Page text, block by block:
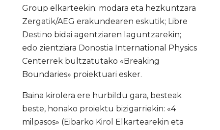
Group elkarteekin; modara eta hezkuntzara
Zergatik/AEG erakundearen eskutik; Libre
Destino bidai agentziaren laguntzarekin;
edo zientziara Donostia International Physics
Centerrek bultzatutako «Breaking
Boundaries» proiektuari esker.
Baina kirolera ere hurbildu gara, besteak
beste, honako proiektu bizigarriekin: «4
milpasos» (Eibarko Kirol Elkartearekin eta